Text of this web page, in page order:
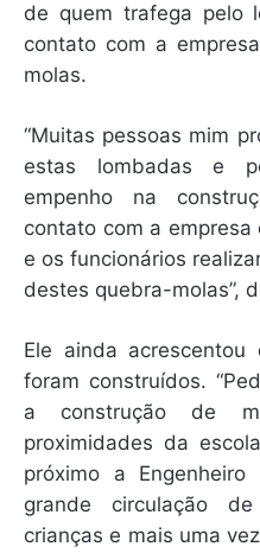
de quem trafega pelo
contato com a
molas.
“Muitas pessoas mim
estas lombadas e
empenho na
contato com a
e os funcionários
destes quebra-molas”,
Ele ainda acrescentou
foram construídos.
a construção de
proximidades da
próximo a
grande circulação
crianças e mais uma